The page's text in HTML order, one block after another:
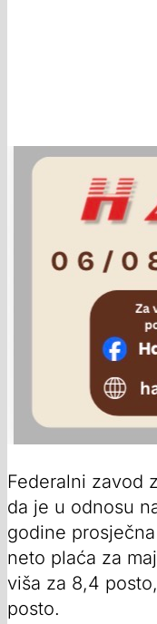
Federalni zavod
da je u odnosu
godine
neto plaća za
viša za 8,4
posto.